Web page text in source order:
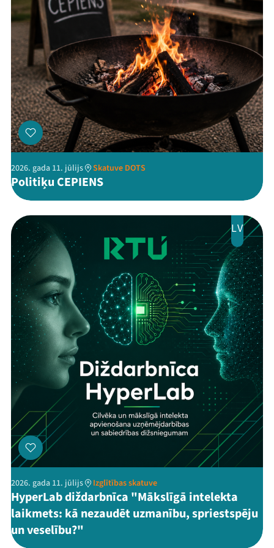
Veikals
Kontakti
ThreadsFacebook
Youtube
X
2026. gada 11. jūlijs Skatuve DOTS
Politiķu CEPIENS
LV
2026. gada 11. jūlijs Izglītības skatuve
HyperLab diždarbnīca "Mākslīgā intelekta
laikmets: kā nezaudēt uzmanību, spriestspēju
un veselību?"